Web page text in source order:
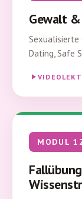
Gewalt
Sexualisierte
Dating, Safe
MODUL